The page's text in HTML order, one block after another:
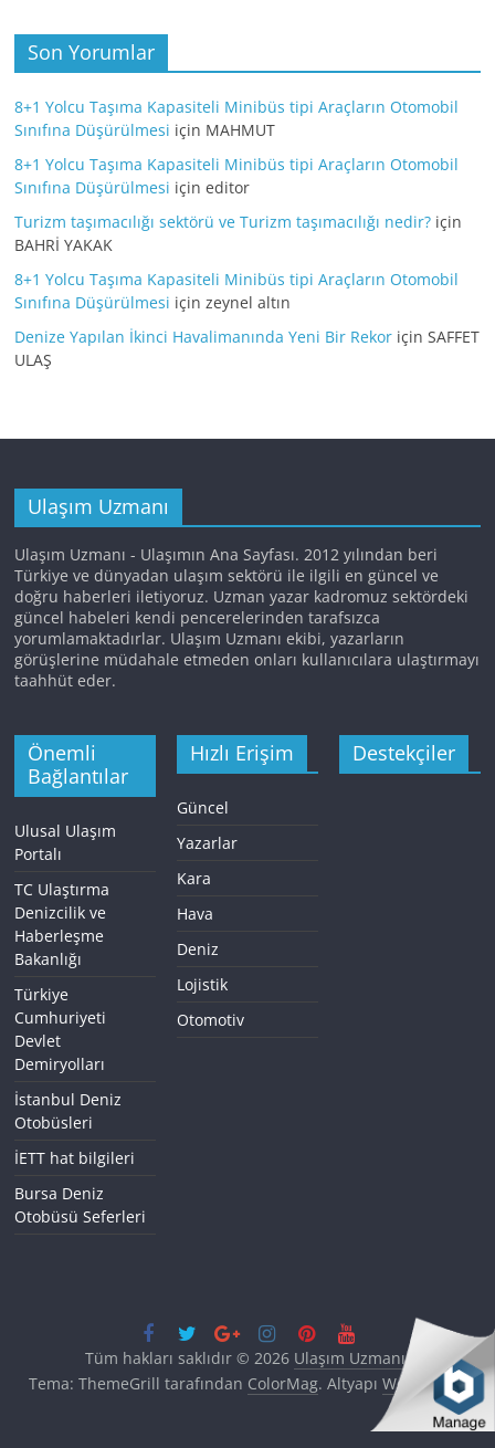
Son Yorumlar
8+1 Yolcu Taşıma Kapasiteli Minibüs tipi Araçların Otomobil
Sınıfına Düşürülmesi için MAHMUT
8+1 Yolcu Taşıma Kapasiteli Minibüs tipi Araçların Otomobil
Sınıfına Düşürülmesi içineditor
Turizm taşımacılığı sektörü ve Turizm taşımacılığı nedir? için
BAHRİ YAKAK
8+1 Yolcu Taşıma Kapasiteli Minibüs tipi Araçların Otomobil
Sınıfına Düşürülmesi içinzeynel altın
Denize Yapılan İkinci Havalimanında Yeni Bir Rekor içinSAFFET
ULAŞ
Ulaşım Uzmanı
Ulaşım Uzmanı - Ulaşımın Ana Sayfası. 2012 yılından beri
Türkiye ve dünyadan ulaşım sektörü ile ilgili en güncel ve
doğru haberleri iletiyoruz. Uzman yazar kadromuz sektördeki
güncel habeleri kendi pencerelerinden tarafsızca
yorumlamaktadırlar. Ulaşım Uzmanı ekibi, yazarların
görüşlerine müdahale etmeden onları kullanıcılara ulaştırmayı
taahhüt eder.
Önemli
Bağlantılar
Ulusal Ulaşım
Portalı
TC Ulaştırma
Denizcilik ve
Haberleşme
Bakanlığı
Türkiye
Cumhuriyeti
Devlet
Demiryolları
İstanbul Deniz
Otobüsleri
İETT hat bilgileri
Bursa Deniz
Otobüsü Seferleri
Hızlı Erişim
Güncel
Yazarlar
Kara
Hava
Deniz
Lojistik
Otomotiv
Destekçiler
Tüm hakları saklıdır © 2026 Ulaşım Uzmanı.
Tema: ThemeGrill tarafından ColorMag. Altyapı WordPress.